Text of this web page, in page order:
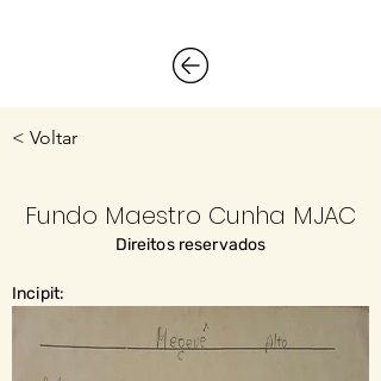
< Voltar
Fundo Maestro Cunha MJAC
Direitos reservados
Incipit: